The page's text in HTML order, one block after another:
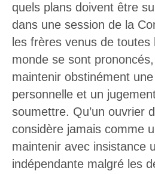
quels plans doivent être
dans une session de la
les frères venus de toutes
monde se sont
maintenir obstinément
personnelle et un
soumettre. Qu’un ouvrier
considère jamais comme
maintenir avec insistance
indépendante malgré les